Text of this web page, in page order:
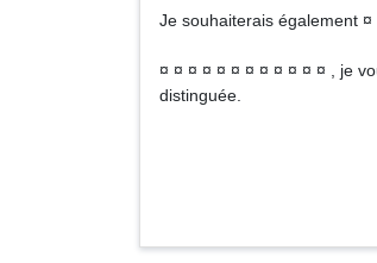
Je souhaiterais également ¤
¤ ¤ ¤ ¤ ¤ ¤ ¤ ¤ ¤ ¤ ¤ ¤ , je
distinguée.